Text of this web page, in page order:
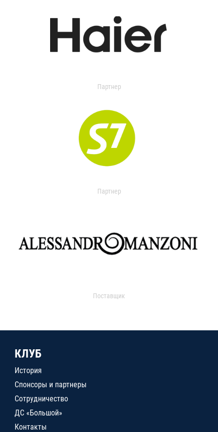
Партнер
Партнер
Поставщик
КЛУБ
История
Спонсоры и партнеры
Сотрудничество
ДС «Большой»
Контакты